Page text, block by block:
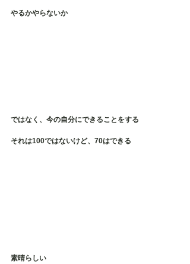
やるかやらないか
ではなく、今の自分にできることをする
それは100ではないけど、70はできる
素晴らしい